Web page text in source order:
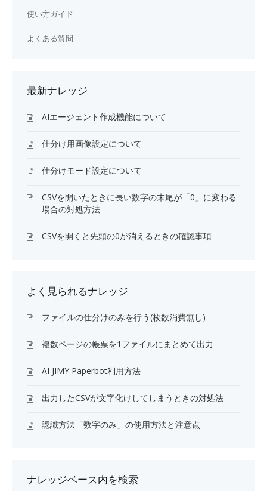
使い方ガイド
よくある質問
最新ナレッジ
AIエージェント作成機能について
仕分け用画像設定について
仕分けモード設定について
CSVを開いたときに長い数字の末尾が「0」に変わる
場合の対処方法
CSVを開くと先頭の0が消えるときの確認事項
よく見られるナレッジ
ファイルの仕分けのみを行う(枚数消費無し)
複数ページの帳票を1ファイルにまとめて出力
AI JIMY Paperbot利用方法
出力したCSVが文字化けしてしまうときの対処法
認識方法「数字のみ」の使用方法と注意点
ナレッジベース内を検索